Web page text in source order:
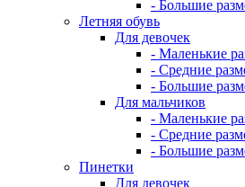
- Большие
Летняя обувь
Для девочек
- Маленькие
- Средние
- Большие
Для мальчиков
- Маленькие
- Средние
- Большие
Пинетки
Для девочек